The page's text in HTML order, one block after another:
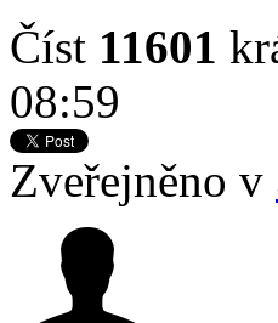
Číst 11601
08:59
Zveřejněno v